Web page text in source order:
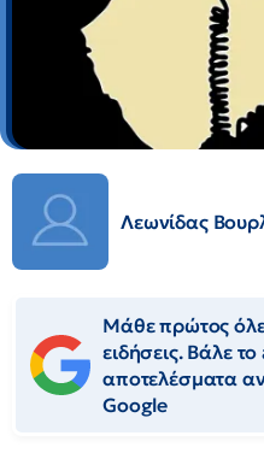
Λεωνίδας
Μάθε πρώτος
ειδήσεις. Βάλε
αποτελέσματα
Google